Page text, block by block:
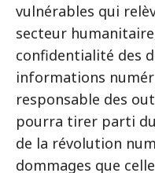
vulnérables qui
secteur
confidentialité des
informations
responsable des
pourra tirer parti
de la révolution
dommages que